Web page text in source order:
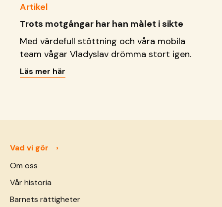
Artikel
Trots motgångar har han målet i sikte
Med värdefull stöttning och våra mobila
team vågar Vladyslav drömma stort igen.
Läs mer här
Vad vi gör
Om oss
Vår historia
Barnets rättigheter